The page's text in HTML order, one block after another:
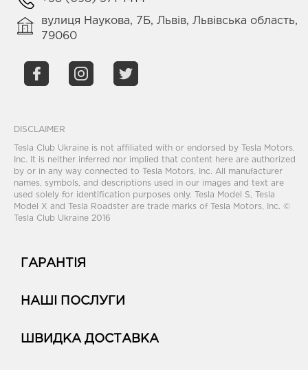
вулиця Наукова, 7Б, Львів, Львівська область,
79060
DISCLAIMER
Tesla Club Ukraine is not affiliated with or endorsed by Tesla Motors,
Inc. It is neither inferred nor implied that content here are authorized
by or in any way connected to Tesla Motors, Inc. All manufacturer
names, symbols, and descriptions used in our images and text are
used solely for identification purposes only. Tesla Model S, Tesla
Model X and Tesla Roadster are trade marks of Tesla Motors, Inc. ©
Tesla Club Ukraine 2016
ГАРАНТІЯ
НАШІ ПОСЛУГИ
ШВИДКА ДОСТАВКА